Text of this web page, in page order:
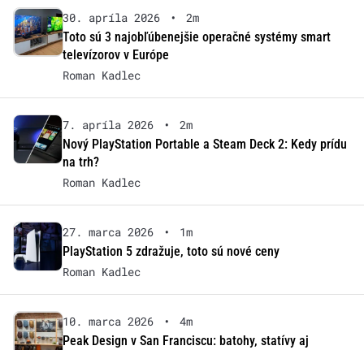
30. apríla 2026 •
2m
Toto sú 3 najobľúbenejšie operačné systémy smart
televízorov v Európe
Roman Kadlec
7. apríla 2026 •
2m
Nový PlayStation Portable a Steam Deck 2: Kedy prídu
na trh?
Roman Kadlec
27. marca 2026 •
1m
PlayStation 5 zdražuje, toto sú nové ceny
Roman Kadlec
10. marca 2026 •
4m
Peak Design v San Franciscu: batohy, statívy aj